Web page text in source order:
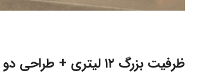
ظرفیت بزرگ ۱۲ لیتری + طراحی دو سبده عمودی (Stacked Design)